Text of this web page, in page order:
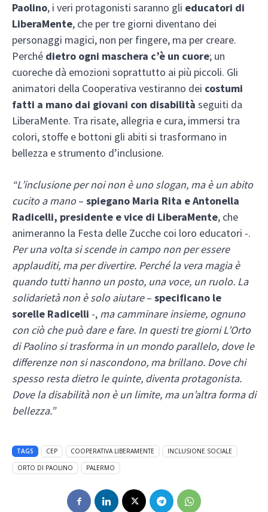
Paolino, i veri protagonisti saranno gli educatori di
LiberaMente, che per tre giorni diventano dei
personaggi magici, non per fingere, ma per creare.
Perché dietro ogni maschera c’è un cuore; un
cuoreche dà emozioni soprattutto ai più piccoli. Gli
animatori della Cooperativa vestiranno dei costumi
fatti a mano dai giovani con disabilità seguiti da
LiberaMente. Tra risate, allegria e cura, immersi tra
colori, stoffe e bottoni gli abiti si trasformano in
bellezza e strumento d’inclusione.
“L’inclusione per noi non è uno slogan, ma è un abito
cucito a mano– spiegano Maria Rita e Antonella
Radicelli, presidente e vice di LiberaMente, che
animeranno la Festa delle Zucche coi loro educatori -.
Per una volta si scende in campo non per essere
applauditi, ma per divertire. Perché la vera magia è
quando tutti hanno un posto, una voce, un ruolo. La
solidarietà non è solo aiutare– specificano le
sorelle Radicelli -, ma camminare insieme, ognuno
con ciò che può dare e fare. In questi tre giorni L’Orto
di Paolino si trasforma in un mondo parallelo, dove le
differenze non si nascondono, ma brillano. Dove chi
spesso resta dietro le quinte, diventa protagonista.
Dove la disabilità non è un limite, ma un’altra forma di
bellezza.”
TAGS CEP COOPERATIVA LIBERAMENTE
INCLUSIONE SOCIALE
ORTO DI PAOLINO
PALERMO